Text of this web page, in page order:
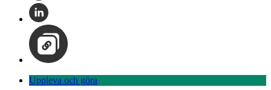
Uppleva och göra